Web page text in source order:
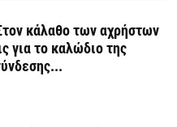
κάλαθο των αχρήστων
για το καλώδιο της